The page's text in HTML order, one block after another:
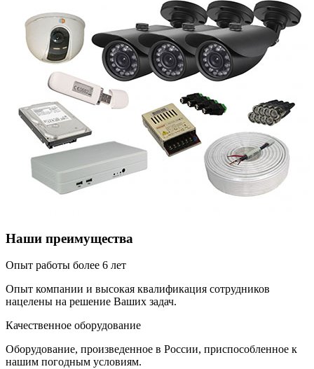
Наши преимущества
Опыт работы более 6 лет
Опыт компании и высокая квалификация сотрудников
нацелены на решение Ваших задач.
Качественное оборудование
Оборудование, произведенное в России, приспособленное к
нашим погодным условиям.